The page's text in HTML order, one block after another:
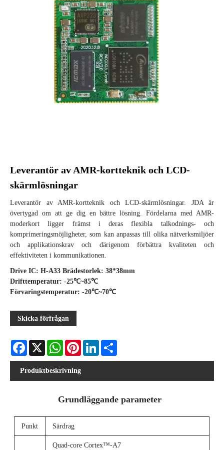
Leverantör av AMR-kortteknik och LCD-
skärmlösningar
Leverantör av AMR-kortteknik och LCD-skärmlösningar. JDA är
övertygad om att ge dig en bättre lösning. Fördelarna med AMR-
moderkort ligger främst i deras flexibla talkodnings- och
komprimeringsmöjligheter, som kan anpassas till olika nätverksmiljöer
och applikationskrav och därigenom förbättra kvaliteten och
effektiviteten i kommunikationen.
Drive IC: H-A33 Brädestorlek: 38*38mm
Drifttemperatur: -25℃~85℃
Förvaringstemperatur: -20℃~70℃
Skicka förfrågan
Facebook
X WhatsAppPinterestLinkedIn
Produktbeskrivning
Grundläggande parameter
Punkt Särdrag
Quad-core Cortex™-A7